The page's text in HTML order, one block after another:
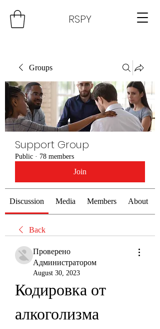
RSPY
Groups
Support Group
Public · 78 members
Join
Discussion Media Members About
Back
Проверено
Администратором
August 30, 2023
Кодировка от
алкоголизма